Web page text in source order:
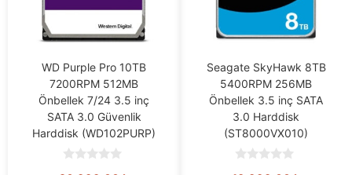
WD Purple Pro 10TB
7200RPM 512MB
Önbellek 7/24 3.5 inç
SATA 3.0 Güvenlik
Harddisk (WD102PURP)
Seagate SkyHawk 8TB
5400RPM 256MB
Önbellek 3.5 inç SATA
3.0 Harddisk
(ST8000VX010)